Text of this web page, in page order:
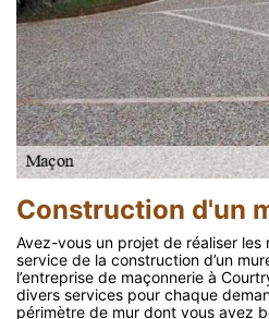
Construction d'un
Avez-vous un projet de réaliser les
service de la construction d’un
l’entreprise de maçonnerie à
divers services pour chaque
périmètre de mur dont vous avez